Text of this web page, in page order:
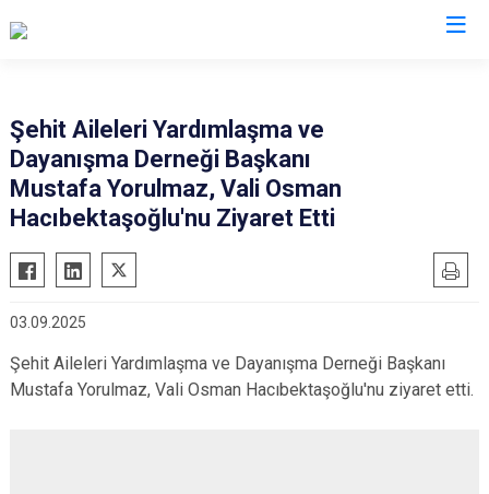
Şehit Aileleri Yardımlaşma ve
Dayanışma Derneği Başkanı
Mustafa Yorulmaz, Vali Osman
Hacıbektaşoğlu'nu Ziyaret Etti
03.09.2025
Şehit Aileleri Yardımlaşma ve Dayanışma Derneği Başkanı
Mustafa Yorulmaz, Vali Osman Hacıbektaşoğlu'nu ziyaret etti.